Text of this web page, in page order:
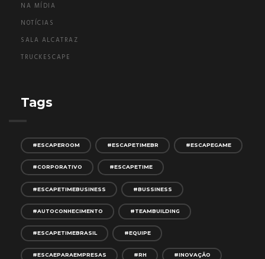
NA MÍDIA
NOTÍCIAS
SALA ALCATRAZ
TRUCKESCAPE
Tags
#ESCAPEROOM #ESCAPETIMEBR #ESCAPEGAME
#CORPORATIVO #ESCAPETIME
#ESCAPETIMEBUSINESS #BUSSINESS
#AUTOCONHECIMENTO #TEAMBUILDING
#ESCAPETIMEBRASIL #EQUIPE
#ESCAEPARAEMPRESAS #RH #INOVAÇÃO